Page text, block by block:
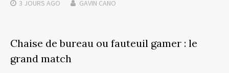
3 JOURS AGO GAVIN CANO
Chaise de bureau ou fauteuil gamer : le
grand match